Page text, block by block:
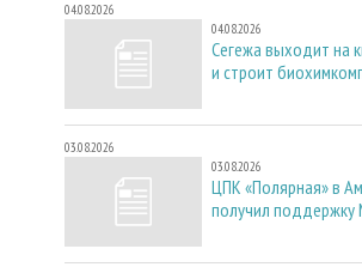
04.08.2026
04.08.2026
Сегежа выходит на
и строит
03.08.2026
03.08.2026
ЦПК «Полярная» в
получил поддержку